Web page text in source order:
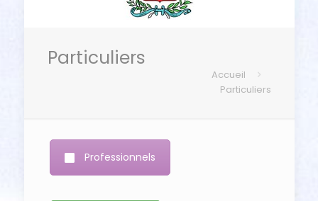
Particuliers
Accueil
Particuliers
Professionnels